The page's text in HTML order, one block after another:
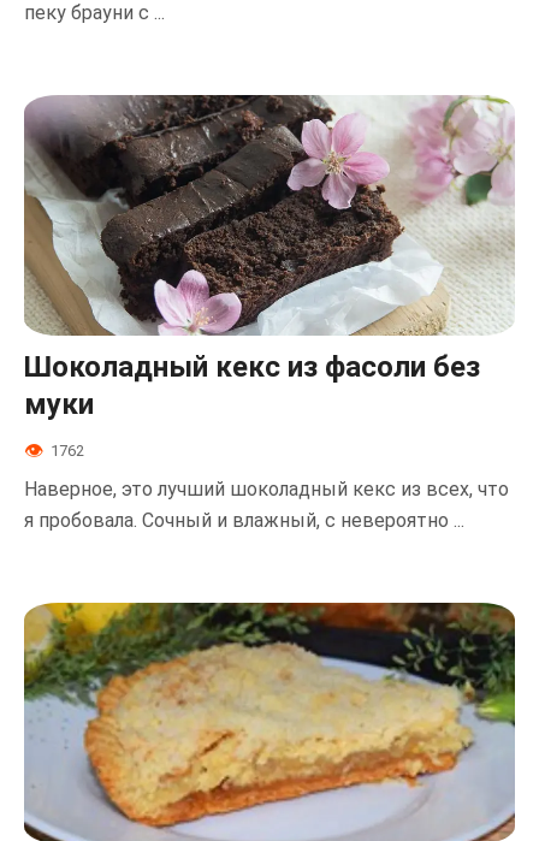
пеку брауни с ...
Шоколадный кекс из фасоли без
муки
1762
Наверное, это лучший шоколадный кекс из всех, что
я пробовала. Сочный и влажный, с невероятно ...